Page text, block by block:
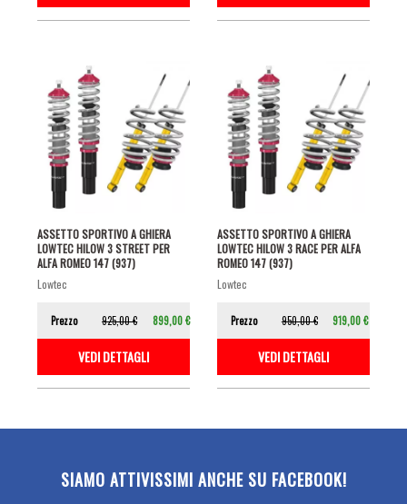
ASSETTO SPORTIVO A GHIERA
LOWTEC HILOW 3 STREET PER
ALFA ROMEO 147 (937)
lowtec
Prezzo 925,00 € 899,00 €
VEDI DETTAGLI
ASSETTO SPORTIVO A GHIERA
LOWTEC HILOW 3 RACE PER ALFA
ROMEO 147 (937)
lowtec
Prezzo 950,00 € 919,00 €
VEDI DETTAGLI
SIAMO ATTIVISSIMI ANCHE SU FACEBOOK!